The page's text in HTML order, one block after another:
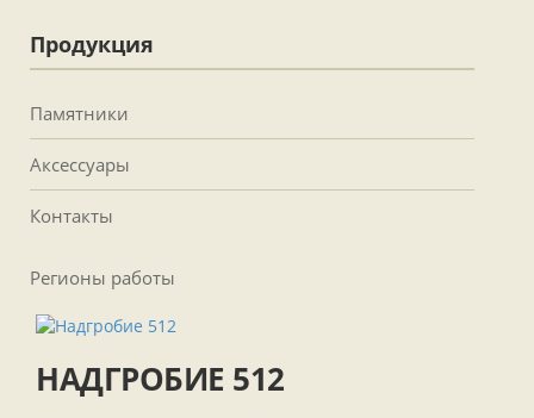
Продукция
Памятники
Аксессуары
Контакты
Регионы работы
НАДГРОБИЕ 512